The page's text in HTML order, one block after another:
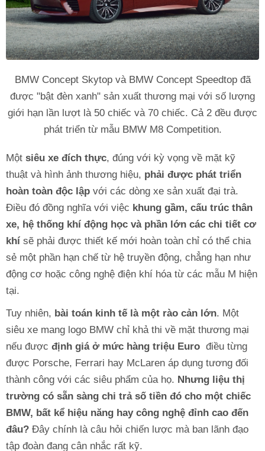
BMW Concept Skytop và BMW Concept Speedtop đã
được "bật đèn xanh" sản xuất thương mại với số lượng
giới hạn lần lượt là 50 chiếc và 70 chiếc. Cả 2 đều được
phát triển từ mẫu BMW M8 Competition.
Một siêu xe đích thực, đúng với kỳ vọng về mặt kỹ
thuật và hình ảnh thương hiệu, phải được phát triển
hoàn toàn độc lập với các dòng xe sản xuất đại trà.
Điều đó đồng nghĩa với việc khung gầm, cấu trúc thân
xe, hệ thống khí động học và phần lớn các chi tiết cơ
khí sẽ phải được thiết kế mới hoàn toàn chỉ có thể chia
sẻ một phần hạn chế từ hệ truyền động, chẳng hạn như
động cơ hoặc công nghệ điện khí hóa từ các mẫu M hiện
tại.
Tuy nhiên, bài toán kinh tế là một rào cản lớn. Một
siêu xe mang logo BMW chỉ khả thi về mặt thương mại
nếu được định giá ở mức hàng triệu Euro điều từng
được Porsche, Ferrari hay McLaren áp dụng tương đối
thành công với các siêu phẩm của họ. Nhưng liệu thị
trường có sẵn sàng chi trả số tiền đó cho một chiếc
BMW, bất kể hiệu năng hay công nghệ đỉnh cao đến
đâu? Đây chính là câu hỏi chiến lược mà ban lãnh đạo
tập đoàn đang cân nhắc rất kỹ.